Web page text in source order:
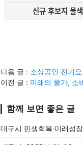
신규 후보지 물색
다음 글 : 소상공인 전기
이전 글 : 미래의 물가, 소
함께 보면 좋은 글
대구시 민생회복·미래성